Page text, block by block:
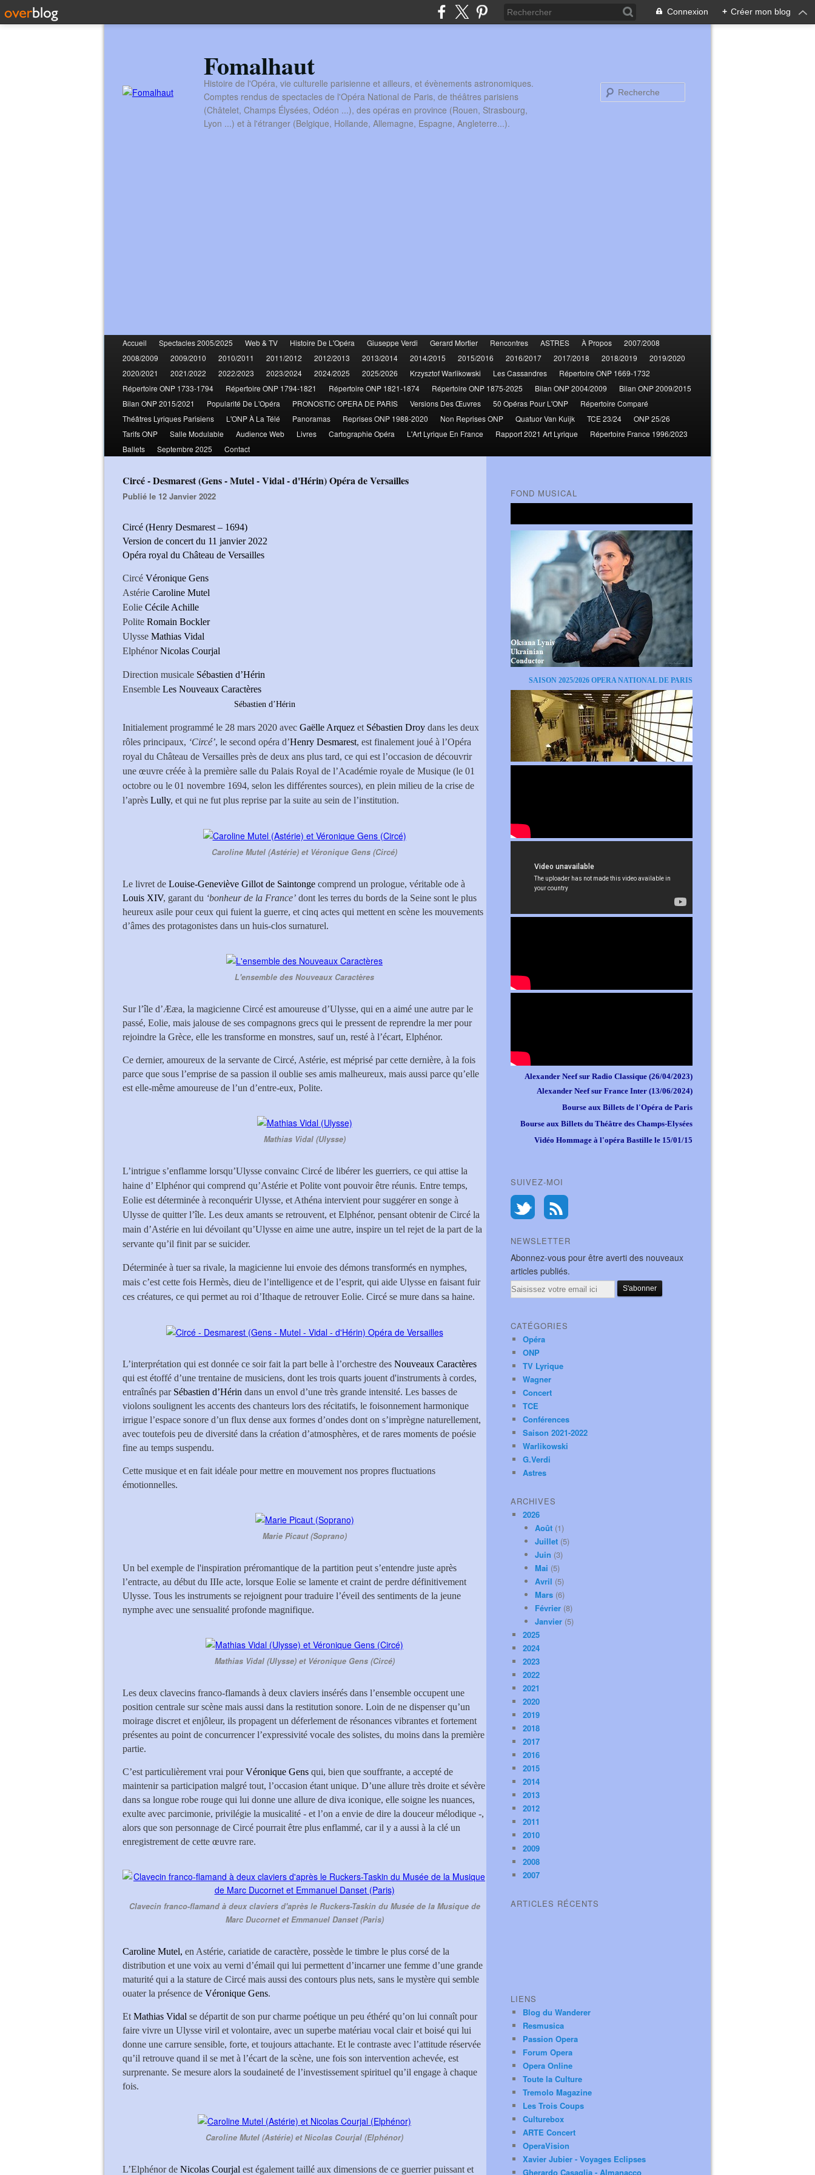
Connexion + Créer mon blog
Fomalhaut
Histoire de l'Opéra, vie culturelle parisienne et ailleurs, et évènements astronomiques.
Comptes rendus de spectacles de l'Opéra National de Paris, de théâtres parisiens
(Châtelet, Champs Élysées, Odéon ...), des opéras en province (Rouen, Strasbourg,
Lyon ...) et à l'étranger (Belgique, Hollande, Allemagne, Espagne, Angleterre...).
Accueil Spectacles 2005/2025 Web & TV Histoire De L'Opéra Giuseppe Verdi Gerard Mortier Rencontres ASTRES À Propos
2007/2008
2008/2009
2009/2010 2010/2011 2011/2012 2012/2013 2013/2014 2014/2015 2015/2016 2016/2017 2017/2018 2018/2019
2019/2020
2020/2021
2021/2022 2022/2023 2023/2024 2024/2025 2025/2026 Krzysztof Warlikowski Les Cassandres
Répertoire ONP 1669-1732
Répertoire ONP 1733-1794
Répertoire ONP 1794-1821 Répertoire ONP 1821-1874 Répertoire ONP 1875-2025 Bilan ONP 2004/2009
Bilan ONP 2009/2015
Bilan ONP 2015/2021
Popularité De L'Opéra PRONOSTIC OPERA DE PARIS Versions Des Œuvres 50 Opéras Pour L'ONP
Répertoire Comparé
Théâtres Lyriques Parisiens
L'ONP À La Télé Panoramas Reprises ONP 1988-2020 Non Reprises ONP Quatuor Van Kuijk TCE 23/24
ONP 25/26
Tarifs ONP
Salle Modulable Audience Web Livres Cartographie Opéra L'Art Lyrique En France Rapport 2021 Art Lyrique
Répertoire France 1996/2023
Ballets
Septembre 2025 Contact
Circé - Desmarest (Gens - Mutel - Vidal - d'Hérin) Opéra de Versailles
Publié le 12 Janvier 2022
Circé (Henry Desmarest – 1694)
Version de concert du 11 janvier 2022
Opéra royal du Château de Versailles
Circé Véronique Gens
Astérie Caroline Mutel
Eolie Cécile Achille
Polite Romain Bockler
Ulysse Mathias Vidal
ElphénorNicolas Courjal
Direction musicale Sébastien d’Hérin
Ensemble Les Nouveaux Caractères
Sébastien d’Hérin
Initialement programmé le 28 mars 2020 avec Gaëlle Arquez et Sébastien Droy dans les deux
rôles principaux, ‘Circé’, le second opéra d’Henry Desmarest, est finalement joué à l’Opéra
royal du Château de Versailles près de deux ans plus tard, ce qui est l’occasion de découvrir
une œuvre créée à la première salle du Palais Royal de l’Académie royale de Musique (le 01
octobre ou le 01 novembre 1694, selon les différentes sources), en plein milieu de la crise de
l’après Lully, et qui ne fut plus reprise par la suite au sein de l’institution.
Caroline Mutel (Astérie) et Véronique Gens (Circé)
Le livret de Louise-Geneviève Gillot de Saintonge comprend un prologue, véritable ode à
Louis XIV, garant du ‘bonheur de la France’ dont les terres du bords de la Seine sont le plus
heureux asile pour ceux qui fuient la guerre, et cinq actes qui mettent en scène les mouvements
d’âmes des protagonistes dans un huis-clos surnaturel.
L'ensemble des Nouveaux Caractères
Sur l’île d’Ææa, la magicienne Circé est amoureuse d’Ulysse, qui en a aimé une autre par le
passé, Eolie, mais jalouse de ses compagnons grecs qui le pressent de reprendre la mer pour
rejoindre la Grèce, elle les transforme en monstres, sauf un, resté à l’écart, Elphénor.
Ce dernier, amoureux de la servante de Circé, Astérie, est méprisé par cette dernière, à la fois
parce que sous l’emprise de sa passion il oublie ses amis malheureux, mais aussi parce qu’elle
est elle-même amoureuse de l’un d’entre-eux, Polite.
Mathias Vidal (Ulysse)
L’intrigue s’enflamme lorsqu’Ulysse convainc Circé de libérer les guerriers, ce qui attise la
haine d’ Elphénor qui comprend qu’Astérie et Polite vont pouvoir être réunis. Entre temps,
Eolie est déterminée à reconquérir Ulysse, et Athéna intervient pour suggérer en songe à
Ulysse de quitter l’île. Les deux amants se retrouvent, et Elphénor, pensant obtenir de Circé la
main d’Astérie en lui dévoilant qu’Ulysse en aime une autre, inspire un tel rejet de la part de la
servante qu’il finit par se suicider.
Déterminée à tuer sa rivale, la magicienne lui envoie des démons transformés en nymphes,
mais c’est cette fois Hermès, dieu de l’intelligence et de l’esprit, qui aide Ulysse en faisant fuir
ces créatures, ce qui permet au roi d’Ithaque de retrouver Eolie. Circé se mure dans sa haine.
L’interprétation qui est donnée ce soir fait la part belle à l’orchestre des Nouveaux Caractères
qui est étoffé d’une trentaine de musiciens, dont les trois quarts jouent d'instruments à cordes,
entraînés par Sébastien d’Hérin dans un envol d’une très grande intensité. Les basses de
violons soulignent les accents des chanteurs lors des récitatifs, le foisonnement harmonique
irrigue l’espace sonore d’un flux dense aux formes d’ondes dont on s’imprègne naturellement,
avec toutefois peu de diversité dans la création d’atmosphères, et de rares moments de poésie
fine au temps suspendu.
Cette musique et en fait idéale pour mettre en mouvement nos propres fluctuations
émotionnelles.
Marie Picaut (Soprano)
Un bel exemple de l'inspiration préromantique de la partition peut s’entendre juste après
l’entracte, au début du IIIe acte, lorsque Eolie se lamente et craint de perdre définitivement
Ulysse. Tous les instruments se rejoignent pour traduire l’éveil des sentiments de la jeune
nymphe avec une sensualité profonde magnifique.
Mathias Vidal (Ulysse) et Véronique Gens (Circé)
Les deux clavecins franco-flamands à deux claviers insérés dans l’ensemble occupent une
position centrale sur scène mais aussi dans la restitution sonore. Loin de ne dispenser qu’un
moirage discret et enjôleur, ils propagent un déferlement de résonances vibrantes et fortement
présentes au point de concurrencer l’expressivité vocale des solistes, du moins dans la première
partie.
C’est particulièrement vrai pourVéronique Gens qui, bien que souffrante, a accepté de
maintenir sa participation malgré tout, l’occasion étant unique. D’une allure très droite et sévère
dans sa longue robe rouge qui lui donne une allure de diva iconique, elle soigne les nuances,
exulte avec parcimonie, privilégie la musicalité - et l’on a envie de dire la douceur mélodique -,
alors que son personnage de Circé pourrait être plus enflammé, car il y a aussi à la clé un
enregistrement de cette œuvre rare.
Clavecin franco-flamand à deux claviers d'après le Ruckers-Taskin du Musée de la Musique de
Marc Ducornet et Emmanuel Danset (Paris)
Caroline Mutel, en Astérie, cariatide de caractère, possède le timbre le plus corsé de la
distribution et une voix au verni d’émail qui lui permettent d’incarner une femme d’une grande
maturité qui a la stature de Circé mais aussi des contours plus nets, sans le mystère qui semble
ouater la présence de Véronique Gens.
Et Mathias Vidal se départit de son pur charme poétique un peu éthéré qu’on lui connaît pour
faire vivre un Ulysse viril et volontaire, avec un superbe matériau vocal clair et boisé qui lui
donne une carrure sensible, forte, et toujours attachante. Et le contraste avec l’attitude réservée
qu’il retrouve quand il se met à l’écart de la scène, une fois son intervention achevée, est
surprenante. Se mesure alors la soudaineté de l’investissement spirituel qu’il engage à chaque
fois.
Caroline Mutel (Astérie) et Nicolas Courjal (Elphénor)
L’Elphénor de Nicolas Courjal est également taillé aux dimensions de ce guerrier puissant et
FOND MUSICAL
SAISON 2025/2026 OPERA NATIONAL DE PARIS
Alexander Neef sur Radio Classique (26/04/2023)
Alexander Neef sur France Inter (13/06/2024)
Bourse aux Billets de l'Opéra de Paris
Bourse aux Billets du Théâtre des Champs-Elysées
Vidéo Hommage à l'opéra Bastille le 15/01/15
SUIVEZ-MOI
NEWSLETTER
Abonnez-vous pour être averti des nouveaux
articles publiés.
Email
CATÉGORIES
Opéra
ONP
TV Lyrique
Wagner
Concert
TCE
Conférences
Saison 2021-2022
Warlikowski
G.Verdi
Astres
ARCHIVES
2026
Août (1)
Juillet (5)
Juin (3)
Mai (5)
Avril (5)
Mars (6)
Février (8)
Janvier (5)
2025
2024
2023
2022
2021
2020
2019
2018
2017
2016
2015
2014
2013
2012
2011
2010
2009
2008
2007
ARTICLES RÉCENTS
LIENS
Blog du Wanderer
Resmusica
Passion Opera
Forum Opera
Opera Online
Toute la Culture
Tremolo Magazine
Les Trois Coups
Culturebox
ARTE Concert
OperaVision
Xavier Jubier - Voyages Eclipses
Gherardo Casaglia - Almanacco